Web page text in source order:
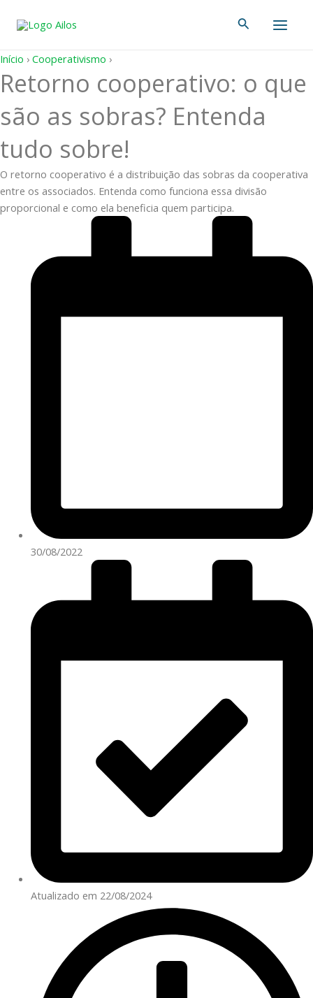
para
conteúdo
Pesquisar
Início › Cooperativismo ›
Retorno cooperativo: o que
são as sobras? Entenda
tudo sobre!
O retorno cooperativo é a distribuição das sobras da cooperativa
entre os associados. Entenda como funciona essa divisão
proporcional e como ela beneficia quem participa.
30/08/2022
Atualizado em 22/08/2024